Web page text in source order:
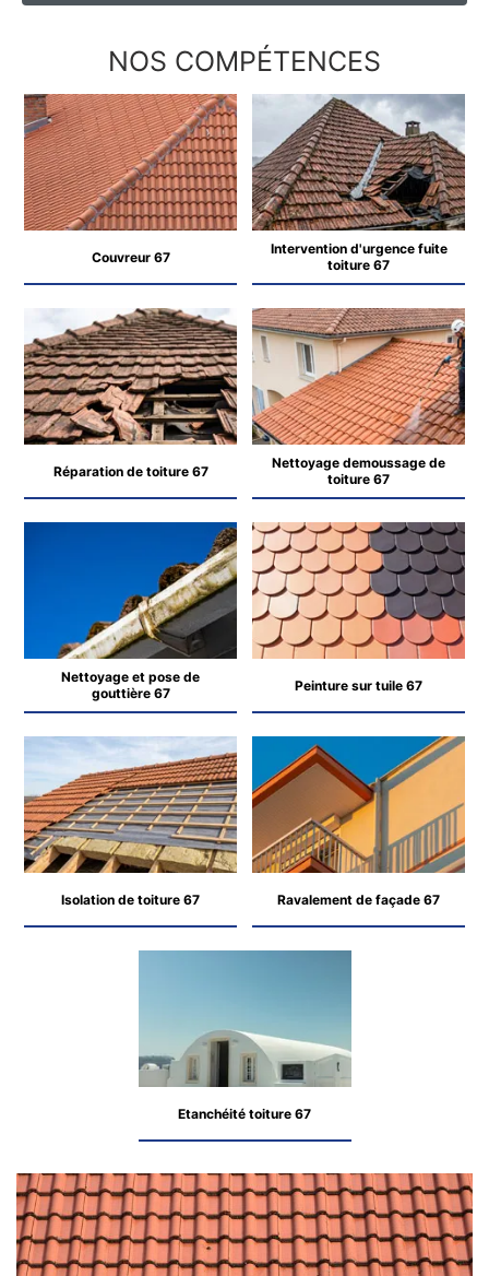
NOS COMPÉTENCES
Couvreur 67
Intervention d'urgence fuite
toiture 67
Réparation de toiture 67
Nettoyage demoussage de
toiture 67
Nettoyage et pose de
gouttière 67
Peinture sur tuile 67
Isolation de toiture 67 Ravalement de façade 67
Etanchéité toiture 67